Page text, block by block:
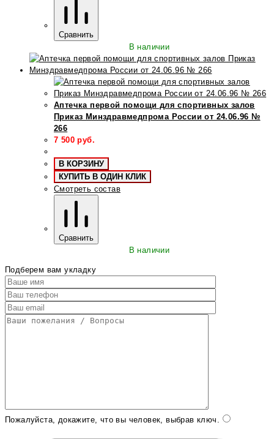
Сравнить
В наличии
Аптечка первой помощи для спортивных залов
Приказ Минздравмедпрома России от 24.06.96 №
266
7 500 руб.
В КОРЗИНУ
КУПИТЬ В ОДИН КЛИК
Смотреть состав
Сравнить
В наличии
Подберем вам укладку
Пожалуйста, докажите, что вы человек, выбрав ключ .